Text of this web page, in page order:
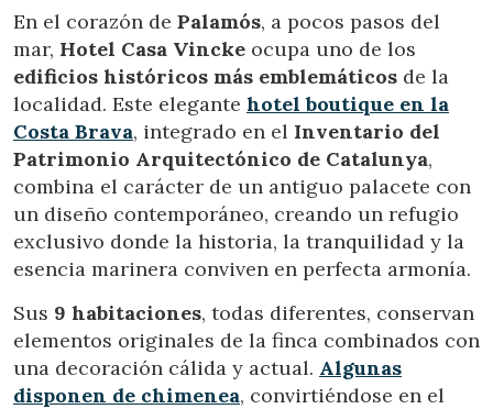
En el corazón de Palamós, a pocos pasos del
mar, Hotel Casa Vincke ocupa uno de los
edificios históricos más emblemáticos de la
localidad. Este elegante hotel boutique en la
Costa Brava, integrado en el Inventario del
Patrimonio Arquitectónico de Catalunya,
combina el carácter de un antiguo palacete con
un diseño contemporáneo, creando un refugio
exclusivo donde la historia, la tranquilidad y la
esencia marinera conviven en perfecta armonía.
Sus 9 habitaciones, todas diferentes, conservan
elementos originales de la finca combinados con
una decoración cálida y actual. Algunas
disponen de chimenea, convirtiéndose en el
el fin de introducir mejoras en función del análisis de los
datos de uso que hacen los usuarios del servicio. Permiten
guardar la información de preferencia del usuario para
mejorar la calidad de nuestros servicios y para ofrecer una
mejor experiencia a través de productos recomendados.
Marketing y publicidad
Estas cookies son utilizadas para almacenar información
sobre las preferencias y elecciones personales del usuario
a través de la observación continuada de sus hábitos de
navegación. Gracias a ellas, podemos conocer los hábitos
de navegación en el sitio web y mostrar publicidad
relacionada con el perfil de navegación del usuario.